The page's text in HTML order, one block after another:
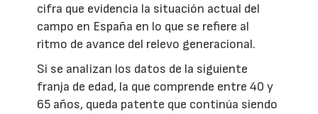
cifra que evidencia la situación actual del
campo en España en lo que se refiere al
ritmo de avance del relevo generacional.
Si se analizan los datos de la siguiente
franja de edad, la que comprende entre 40 y
65 años, queda patente que continúa siendo